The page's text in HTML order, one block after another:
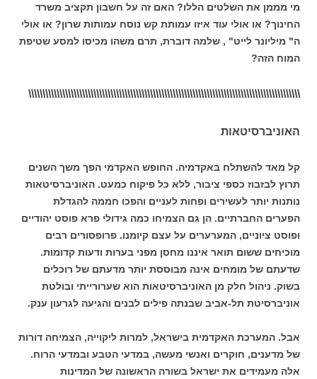
מי מממן את השלטים הללו? האם זה על חשבון תקציב משרד
החינוך? או אולי עוד איזו עמותת קש נוסח עמותות שרון? או אולי
ה" מיליונר לייט" , שלמה דוברת, תרם משהו מכיסו למסע שטיפת
המוח הזה?
\\\\\\\\\\\\\\\\\\\\\\\\\\\\\\\\\\\\\\\\\\\\\\\\\\\\\\\\\\\\\\\\\\\\\\\\\\\\\\\\\\\\\\\\\\\\\\\\
האוניברסיטאות
קל מאד להשתלח באקדמיה. החופש האקדמי הפך משך השנים
תרוץ לבזבוז כספי ציבור, ללא כל פיקוח כמעט. האוניברסיטאות
נותנות יותר לעשירים ופחות לעניים והפכו חממה להגדלת
הפערים החברתיים. הן גם הצמיחו כמה גידולי פרא פוסט יהודיים
ופוסט ציוניים, המערערים על עצם קיומנו. פרופסורים רבים
מוכיחים ששום תואר איננו מחסן מפני בערות ודעות קדומות.
שדעתם של מומחים אינה מבוססת יותר מדעתם של רוכלים
בשוק. ניהול חלק מן האוניברסיטאות הוא שערורייתי ובולטת
אוניברסיטת תל-אביב שבנתה פילים לבנים והגיעה לגרעון ענק.
אבל. המערכת האקדמית בישראל, למרות ליקוייה, הצמיחה דורות
של מדענים, חוקרים ואנשי מעשה, במדעי הטבע ובמדעי הרוח.
אלה מעמידים את ישראל בשורה הראשונה של המדינות